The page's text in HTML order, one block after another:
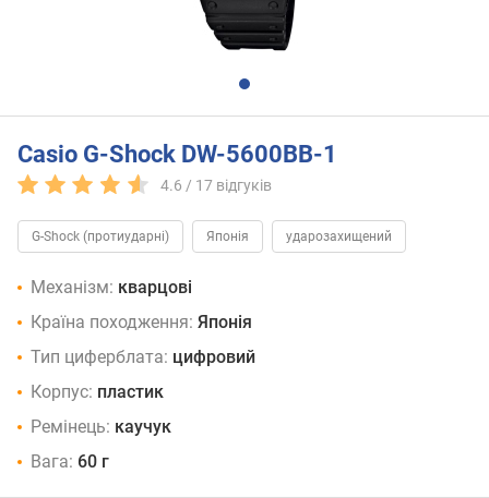
Casio G-Shock DW-5600BB-1
4.6 / 17 відгуків
G-Shock (протиударні) Японія ударозахищений
Механізм: кварцові
Країна походження: Японія
Тип циферблата: цифровий
Корпус: пластик
Ремінець: каучук
Вага: 60 г